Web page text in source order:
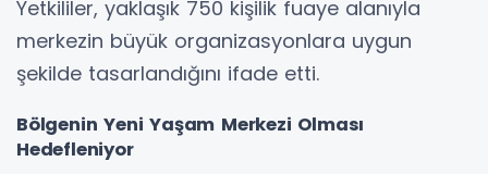
Yetkililer, yaklaşık 750 kişilik fuaye alanıyla
merkezin büyük organizasyonlara uygun
şekilde tasarlandığını ifade etti.
Bölgenin Yeni Yaşam Merkezi Olması
Hedefleniyor